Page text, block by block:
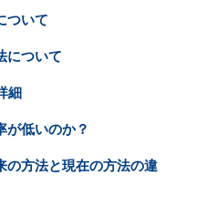
ついて
について
細
が低いのか？
の方法と現在の方法の違